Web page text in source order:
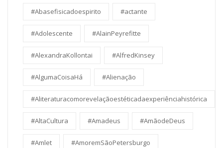
#Abasefisicadoespirito #actante
#Adolescente #AlainPeyrefitte
#AlexandraKollontai #AlfredKinsey
#AlgumaCoisaHá #Alienação
#Aliteraturacomorevelaçãoestéticadaexperiênciahistórica
#AltaCultura #Amadeus #AmãodeDeus
#Amlet #AmoremSãoPetersburgo